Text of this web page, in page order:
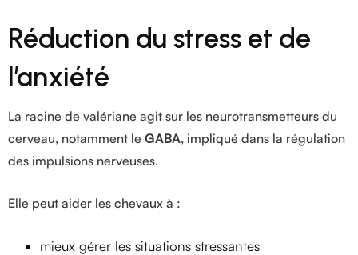
Réduction du stress et de
l’anxiété
La racine de valériane agit sur les neurotransmetteurs du
cerveau, notamment le GABA, impliqué dans la régulation
des impulsions nerveuses.
Elle peut aider les chevaux à :
mieux gérer les situations stressantes